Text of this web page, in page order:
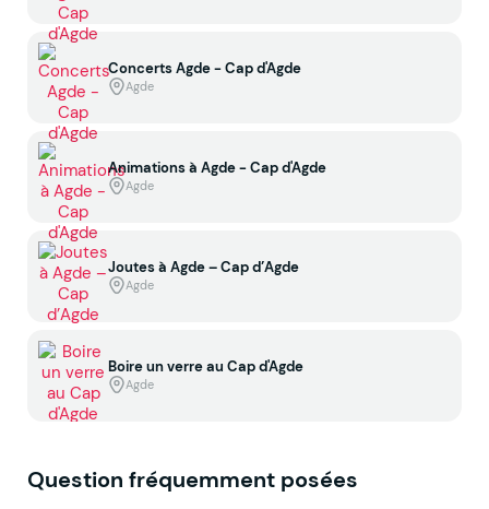
Concerts Agde - Cap d'Agde
Agde
Animations à Agde - Cap d'Agde
Agde
Joutes à Agde – Cap d’Agde
Agde
Boire un verre au Cap d'Agde
Agde
Question fréquemment posées